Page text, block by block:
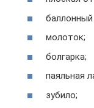
молоток;
болгарка;
паяльная
зубило;